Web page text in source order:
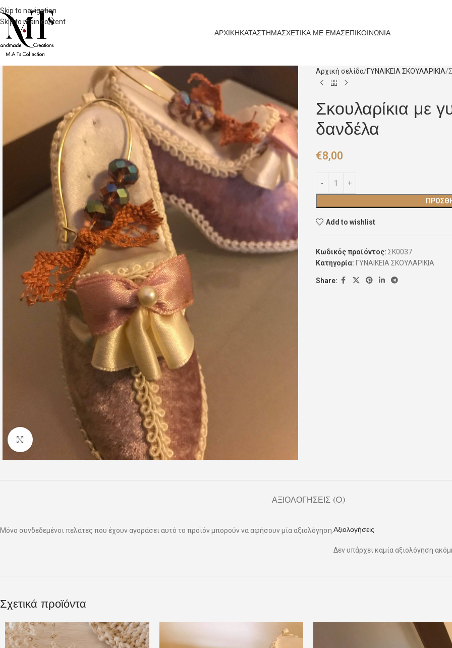
Skip to navigation
Skip to main content
ΑΡΧΙΚΗΚΑΤΑΣΤΗΜΑΣΧΕΤΙΚΑ ΜΕ ΕΜΑΣΕΠΙΚΟΙΝΩΝΙΑ
Αρχική σελίδα ΓΥΝΑΙΚΕΙΑ ΣΚΟΥΛΑΡΙΚΙΑ
Σκουλαρίκια με
δανδέλα
€8,00
Add to wishlist
Κωδικός προϊόντος: ΣΚ0037
Κατηγορία: ΓΥΝΑΙΚΕΙΑ ΣΚΟΥΛΑΡΙΚΙΑ
Share:
ΑΞΙΟΛΟΓΉΣΕΙΣ (0)
Αξιολογήσεις
Δεν υπάρχει καμία αξιολόγηση
Μόνο συνδεδεμένοι πελάτες που έχουν αγοράσει αυτό το προϊόν μπορούν να αφήσουν μία αξιολόγηση.
Σχετικά προϊόντα